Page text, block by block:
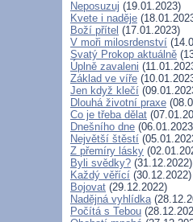
Neposuzuj (19.01.2023)
Kvete i naděje
Boží přítel (17.01.2023)
V moři milosrdenství
Svatý Prokop aktuálně
Úplně zavaleni
Základ ve víře
Jen když klečí
Dlouhá životní praxe
Co je třeba dělat
Dnešního dne
Největší štěstí
Z přemíry lásky
Byli svědky? (31.12.2022)
Každý věřící (30.12.2022)
Bojovat (29.12.2022)
Nadějná vyhlídka
Počítá s Tebou